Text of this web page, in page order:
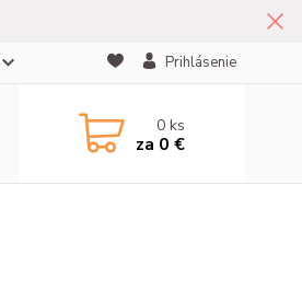
Prihlásenie
0ks
za 0 €